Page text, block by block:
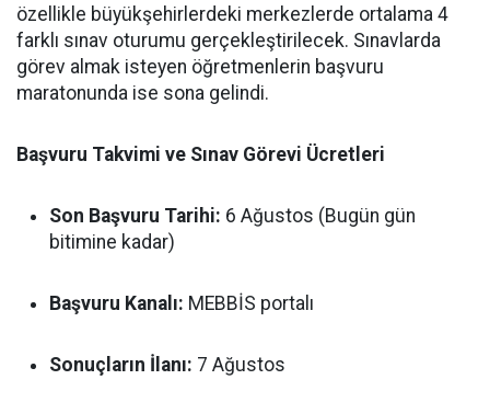
özellikle büyükşehirlerdeki merkezlerde ortalama 4
farklı sınav oturumu gerçekleştirilecek. Sınavlarda
görev almak isteyen öğretmenlerin başvuru
maratonunda ise sona gelindi.
Başvuru Takvimi ve Sınav Görevi Ücretleri
Son Başvuru Tarihi: 6 Ağustos (Bugün gün
bitimine kadar)
Başvuru Kanalı: MEBBİS portalı
Sonuçların İlanı: 7 Ağustos